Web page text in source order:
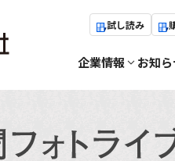
試し読み
企業情報 お知